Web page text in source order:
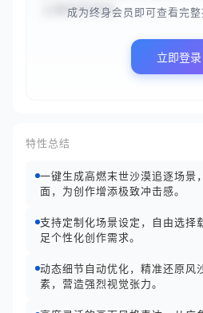
尘暴即将来临，...
成为终身会员即可查看完
立即登录
特性总结
一键生成高燃末世沙漠追逐场景
面，为创作增添极致冲击感。
支持定制化场景设定，自由选择
足个性化创作需求。
动态细节自动优化，精准还原风
素，营造强烈视觉张力。